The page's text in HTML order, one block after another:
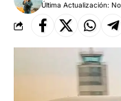
Última Actualización: